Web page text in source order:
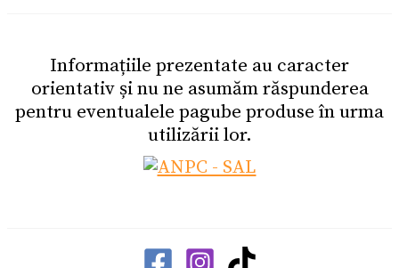
Informațiile prezentate au caracter
orientativ și nu ne asumăm răspunderea
pentru eventualele pagube produse în urma
utilizării lor.